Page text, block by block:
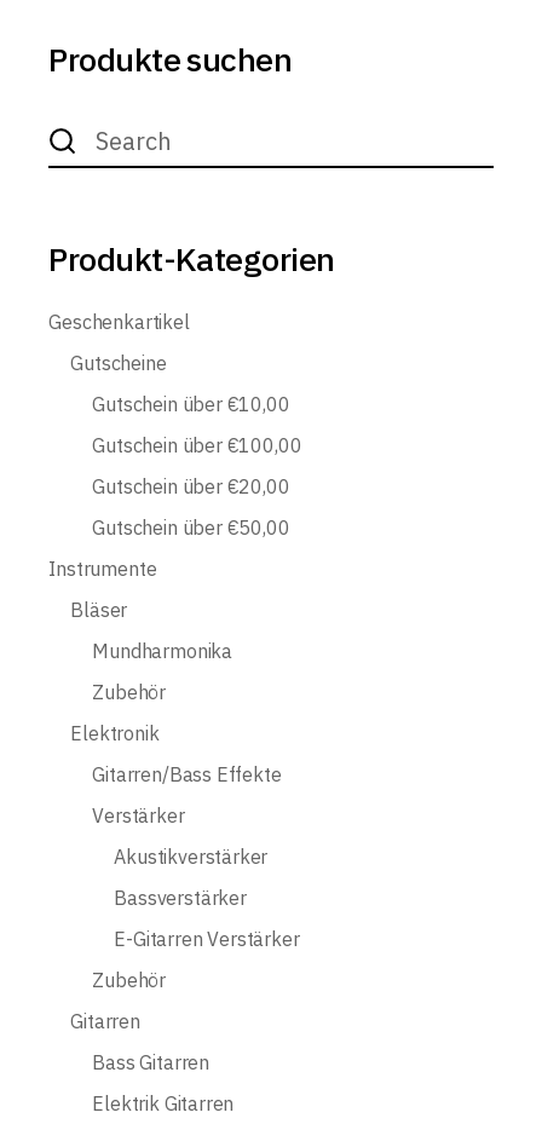
Produkte suchen
Search
for:
Produkt-Kategorien
Geschenkartikel
Gutscheine
Gutschein über €10,00
Gutschein über €100,00
Gutschein über €20,00
Gutschein über €50,00
Instrumente
Bläser
Mundharmonika
Zubehör
Elektronik
Gitarren/Bass Effekte
Verstärker
Akustikverstärker
Bassverstärker
E-Gitarren Verstärker
Zubehör
Gitarren
Bass Gitarren
Elektrik Gitarren